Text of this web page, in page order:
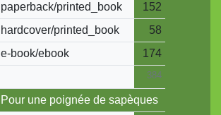
paperback/printed_book
152
hardcover/printed_book
58
e-book/ebook
174
384
Pour une poignée de sapèques